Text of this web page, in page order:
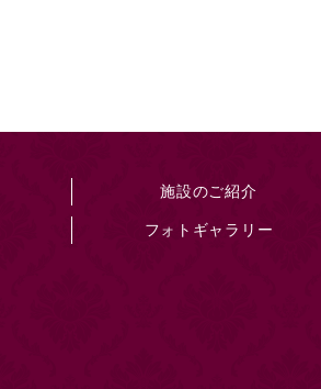
施設のご紹介
フォトギャラリー